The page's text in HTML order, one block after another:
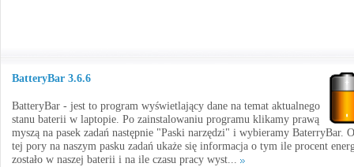
BatteryBar 3.6.6
BatteryBar - jest to program wyświetlający dane na temat aktualnego
stanu baterii w laptopie. Po zainstalowaniu programu klikamy prawą
myszą na pasek zadań następnie "Paski narzędzi" i wybieramy BaterryBar.
tej pory na naszym pasku zadań ukaże się informacja o tym ile procent
zostało w naszej baterii i na ile czasu pracy wyst...